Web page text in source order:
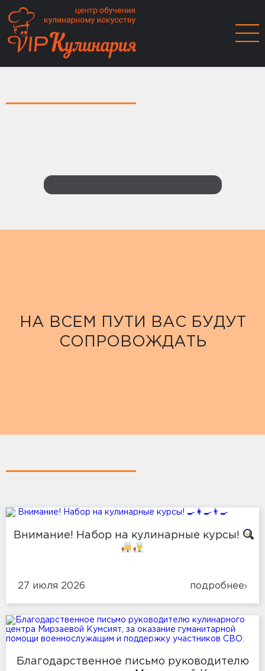
НА ВСЕМ ПУТИ ВАС БУДУТ
СОПРОВОЖДАТЬ
Внимание! Набор на кулинарные курсы!
27 июля 2026 подробнее
Благодарственное письмо руководителю